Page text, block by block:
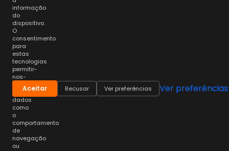
informação
do
dispositivo.
O
consentimento
para
estas
tecnologias
permitir-
nos-
á
processar
dados
como
o
comportamento
de
navegação
ou
Aceitar Recusar Ver preferências Ver preferências